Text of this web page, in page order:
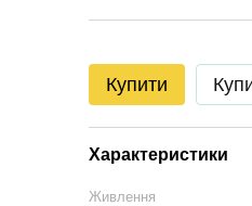
Купити
Характеристики
Живлення